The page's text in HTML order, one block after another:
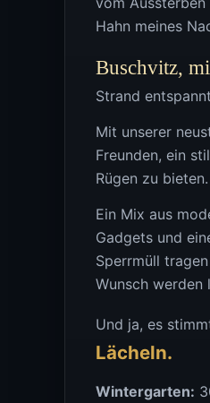
Hahn meines
Buschvitz,
Strand
Mit unserer
Freunden, ein
Rügen zu bieten.
Ein Mix aus
Gadgets und
Sperrmüll
Wunsch werden
Und ja, es
Lächeln.
Wintergarten: